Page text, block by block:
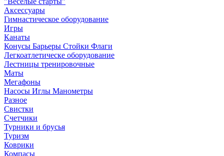
Аксессуары
Гимнастическое оборудование
Игры
Канаты
Конусы Барьеры Стойки Флаги
Легкоатлетическе оборудование
Лестницы тренировочные
Маты
Мегафоны
Насосы Иглы Манометры
Разное
Свистки
Счетчики
Турники и брусья
Туризм
Коврики
Компасы